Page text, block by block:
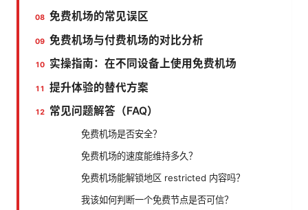
免费机场的常见误区
免费机场与付费机场的对比分析
实操指南：在不同设备上使用免费机场
提升体验的替代方案
常见问题解答（FAQ）
免费机场是否安全？
免费机场的速度能维持多久？
免费机场能解锁地区 restricted 内容吗？
我该如何判断一个免费节点是否可信？